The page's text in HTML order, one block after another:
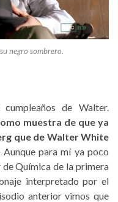
negro sombrero.
de Walter.
muestra de que ya
que de Walter White
Aunque para mí ya poco
Química de la primera
interpretado por el
anterior vimos que